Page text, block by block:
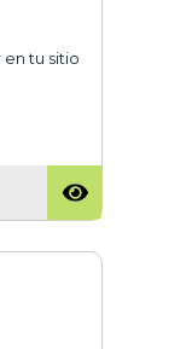
tu sitio